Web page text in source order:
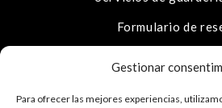
Gestionar
Para ofrecer las mejores experiencias,
Formulario de